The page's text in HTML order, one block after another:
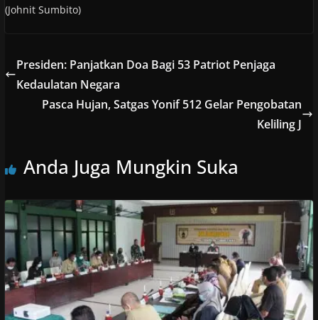
(Johnit Sumbito)
Presiden: Panjatkan Doa Bagi 53 Patriot Penjaga
Kedaulatan Negara
Pasca Hujan, Satgas Yonif 512 Gelar Pengobatan
Keliling J
Anda Juga Mungkin Suka